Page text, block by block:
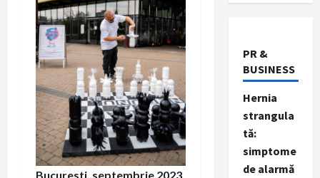
Bucuresti, septembrie 2023
PR &
BUSINESS
Hernia
strangula
tă:
simptome
de alarmă